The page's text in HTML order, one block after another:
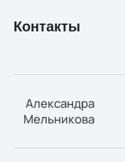
Контакты
Александра
Мельникова